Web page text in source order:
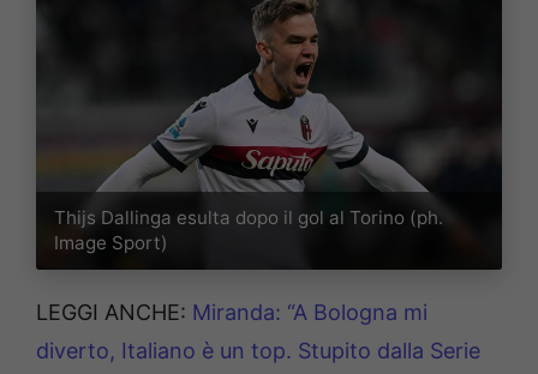
Thijs Dallinga esulta dopo il gol al Torino (ph.
Image Sport)
LEGGI ANCHE: Miranda: “A Bologna mi
diverto, Italiano è un top. Stupito dalla Serie